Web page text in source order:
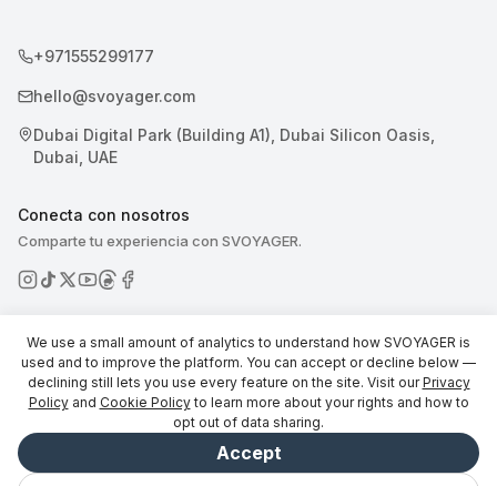
+971555299177
hello@svoyager.com
Dubai Digital Park (Building A1), Dubai Silicon Oasis,
Dubai, UAE
Conecta con nosotros
Comparte tu experiencia con SVOYAGER.
© 2026 SVOYAGER
We use a small amount of analytics to understand how SVOYAGER is
used and to improve the platform. You can accept or decline below —
declining still lets you use every feature on the site. Visit our Privacy
Policy and Cookie Policy to learn more about your rights and how to
opt out of data sharing.
Accept